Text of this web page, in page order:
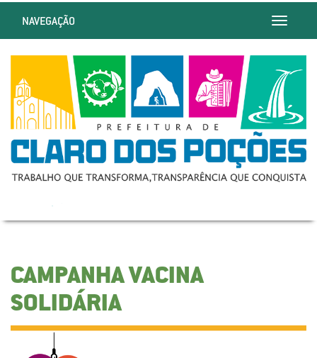
Toggle
NAVEGAÇÃO
CAMPANHA VACINA
SOLIDÁRIA